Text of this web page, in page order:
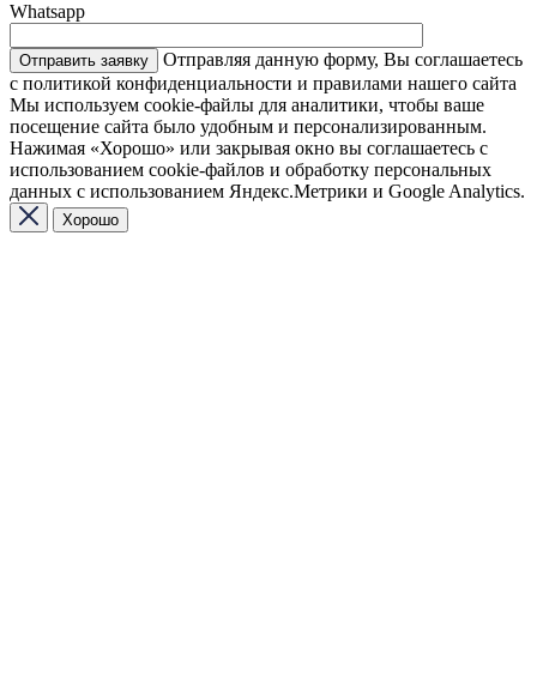
Whatsapp
Отправляя данную форму, Вы соглашаетесь
с политикой конфиденциальности и правилами нашего сайта
Мы используем cookie-файлы для аналитики, чтобы ваше
посещение сайта было удобным и персонализированным.
Нажимая «Хорошо» или закрывая окно вы соглашаетесь с
использованием cookie-файлов и обработку персональных
данных с использованием Яндекс.Метрики и Google Analytics.
Хорошо